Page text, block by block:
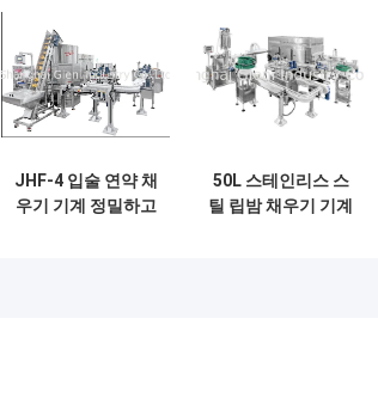
JHF-4 입술 연약 채
우기 기계 정밀하고
50L 스테인리스 스
틸 립밤 채우기 기계